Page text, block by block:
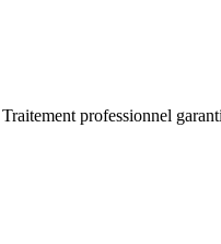
professionnel